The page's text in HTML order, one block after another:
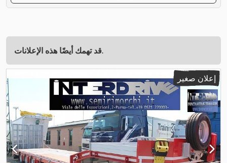
قد تهمك أيضًا هذه الإعلانات.
إعلان صغير